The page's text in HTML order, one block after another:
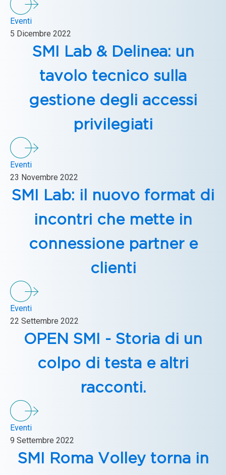
Eventi
5 Dicembre 2022
SMI Lab & Delinea: un
tavolo tecnico sulla
gestione degli accessi
privilegiati
Eventi
23 Novembre 2022
SMI Lab: il nuovo format di
incontri che mette in
connessione partner e
clienti
Eventi
22 Settembre 2022
OPEN SMI - Storia di un
colpo di testa e altri
racconti.
Eventi
9 Settembre 2022
SMI Roma Volley torna in